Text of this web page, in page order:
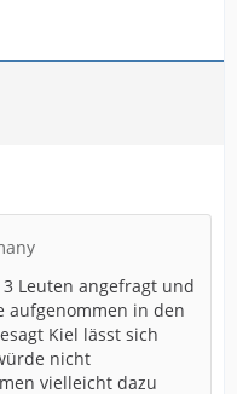
Leuten angefragt und
aufgenommen in den
Kiel lässt sich
nicht
vielleicht dazu